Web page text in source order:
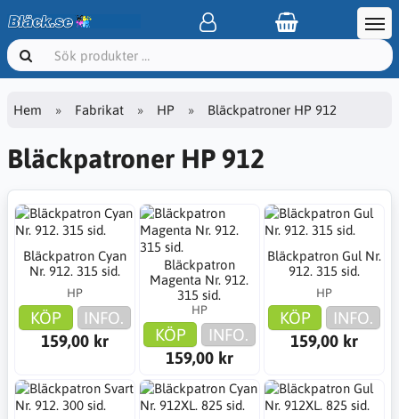
Hem Fabrikat HP Bläckpatroner HP 912
Bläckpatroner HP 912
Bläckpatron Cyan
Nr. 912. 315 sid.
HP
KÖP
INFO.
159,00 kr
Bläckpatron
Magenta Nr. 912.
315 sid.
HP
KÖP
INFO.
159,00 kr
Bläckpatron Gul Nr.
912. 315 sid.
HP
KÖP
INFO.
159,00 kr